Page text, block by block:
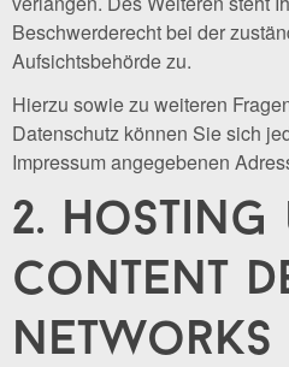
Beschwerderecht bei der
Aufsichtsbehörde zu.
Hierzu sowie zu weiteren
Datenschutz können Sie sich
Impressum angegebenen
2. hosting
content
networks